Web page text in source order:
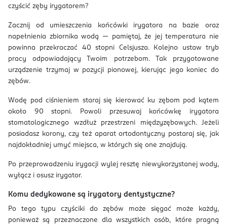
czyścić zęby irygatorem?
Zacznij od umieszczenia końcówki irygatora na bazie oraz
napełnienia zbiornika wodą — pamiętaj, że jej temperatura nie
powinna przekraczać 40 stopni Celsjusza. Kolejno ustaw tryb
pracy odpowiadający Twoim potrzebom. Tak przygotowane
urządzenie trzymaj w pozycji pionowej, kierując jego koniec do
zębów.
Wodę pod ciśnieniem staraj się kierować ku zębom pod kątem
około 90 stopni. Powoli przesuwaj końcówkę irygatora
stomatologicznego wzdłuż przestrzeni międzyzębowych. Jeżeli
posiadasz korony, czy też aparat ortodontyczny postaraj się, jak
najdokładniej umyć miejsca, w których się one znajdują.
Po przeprowadzeniu irygacji wylej resztę niewykorzystanej wody,
wyłącz i osusz irygator.
Komu dedykowane są irygatory dentystyczne?
Po tego typu czyściki do zębów może sięgać może każdy,
ponieważ są przeznaczone dla wszystkich osób, które pragną